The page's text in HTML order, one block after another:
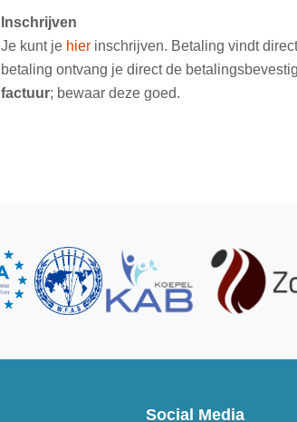
Inschrijven
Je kunt je hier inschrijven. Betaling vindt
betaling ontvang je direct de
factuur; bewaar deze goed.
Social Media